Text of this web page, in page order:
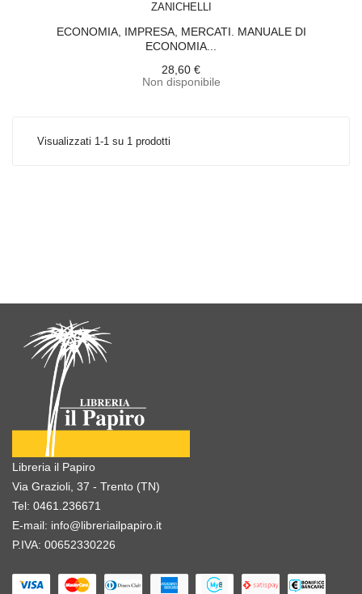
ZANICHELLI
ECONOMIA, IMPRESA, MERCATI. MANUALE DI
ECONOMIA...
28,60 €
Non disponibile
Visualizzati 1-1 su 1 prodotti
Libreria il Papiro
Via Grazioli, 37 - Trento (TN)
Tel: 0461.236671
E-mail: info@libreriailpapiro.it
P.IVA: 00652330226